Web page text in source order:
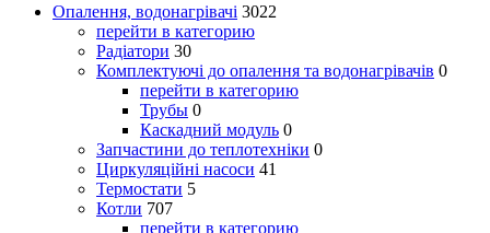
Опалення, водонагрівачі 3022
перейти в категорию
Радіатори 30
Комплектуючі до опалення та водонагрівачів 0
перейти в категорию
Трубы 0
Каскадний модуль 0
Запчастини до теплотехніки 0
Циркуляційні насоси 41
Термостати 5
Котли 707
перейти в категорию